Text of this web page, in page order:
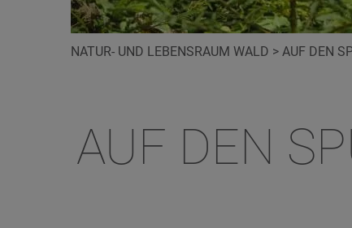
NATUR- UND LEBENSRAUM WALD > AUF DEN
AUF DEN